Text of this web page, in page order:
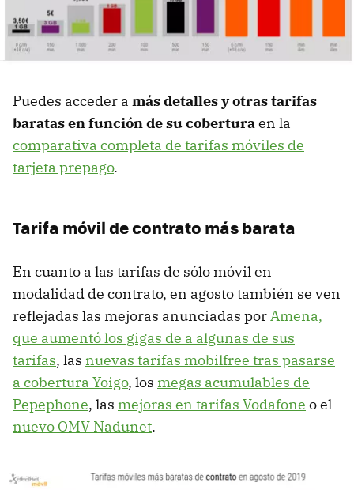
Puedes acceder a más detalles y otras tarifas
baratas en función de su coberturaen la
comparativa completa de tarifas móviles de
tarjeta prepago.
Tarifa móvil de contrato más barata
En cuanto a las tarifas de sólo móvil en
modalidad de contrato, en agosto también se ven
reflejadas las mejoras anunciadas porAmena,
que aumentó los gigas de a algunas de sus
tarifas, las nuevas tarifas mobilfree tras pasarse
a cobertura Yoigo, los megas acumulables de
Pepephone, las mejoras en tarifas Vodafone o el
nuevo OMV Nadunet.